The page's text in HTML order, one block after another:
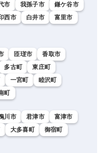
市 我孫子市
鎌ケ谷市
西市 白井市
富里市
匝瑳市
香取市
多古町
東庄町
一宮町
睦沢町
町
川市 君津市
富津市
大多喜町
御宿町